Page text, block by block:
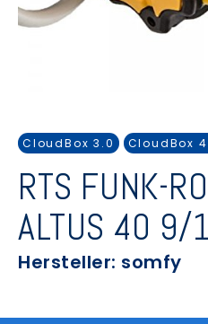
CloudBox 3.0 CloudBox
RTS FUNK-
ALTUS 40 9/
Hersteller: somfy